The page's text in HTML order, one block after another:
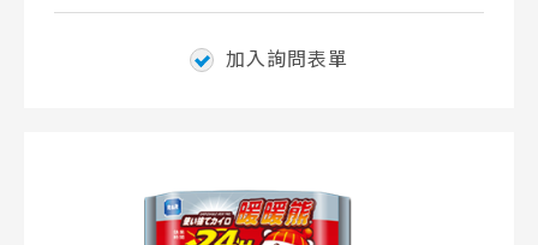
加入詢問表單